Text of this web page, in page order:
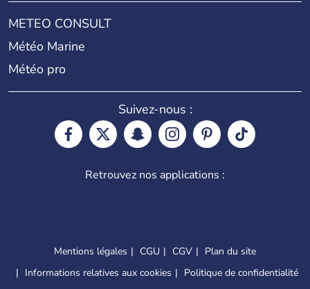
METEO CONSULT
Météo Marine
Météo pro
Suivez-nous :
Retrouvez nos applications :
Mentions légales CGU CGV
Plan du site
Informations relatives aux cookies
Politique de confidentialité